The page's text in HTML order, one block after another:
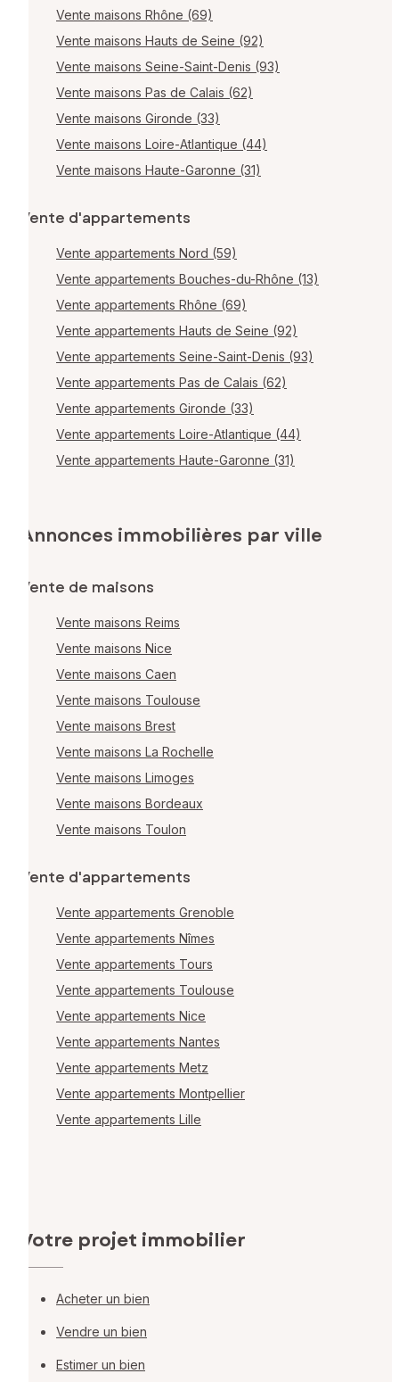
Vente maisons Rhône (69)
Vente maisons Hauts de Seine (92)
Vente maisons Seine-Saint-Denis (93)
Vente maisons Pas de Calais (62)
Vente maisons Gironde (33)
Vente maisons Loire-Atlantique (44)
Vente maisons Haute-Garonne (31)
Vente d'appartements
Vente appartements Nord (59)
Vente appartements Bouches-du-Rhône (13)
Vente appartements Rhône (69)
Vente appartements Hauts de Seine (92)
Vente appartements Seine-Saint-Denis (93)
Vente appartements Pas de Calais (62)
Vente appartements Gironde (33)
Vente appartements Loire-Atlantique (44)
Vente appartements Haute-Garonne (31)
Annonces immobilières par ville
Vente de maisons
Vente maisons Reims
Vente maisons Nice
Vente maisons Caen
Vente maisons Toulouse
Vente maisons Brest
Vente maisons La Rochelle
Vente maisons Limoges
Vente maisons Bordeaux
Vente maisons Toulon
Vente d'appartements
Vente appartements Grenoble
Vente appartements Nîmes
Vente appartements Tours
Vente appartements Toulouse
Vente appartements Nice
Vente appartements Nantes
Vente appartements Metz
Vente appartements Montpellier
Vente appartements Lille
Votre projet immobilier
Acheter un bien
Vendre un bien
Estimer un bien